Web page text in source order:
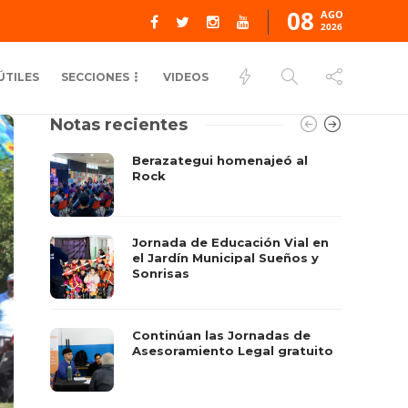
08 AGO
2026
SECCIONES VIDEOS
Notas recientes
Berazategui homenajeó al
Rock
Jornada de Educación Vial en
el Jardín Municipal Sueños y
Sonrisas
Continúan las Jornadas de
Asesoramiento Legal gratuito